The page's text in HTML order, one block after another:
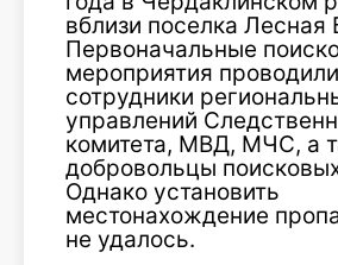
вблизи поселка Лесная
Первоначальные
мероприятия проводили
сотрудники
управлений
комитета, МВД, МЧС, а
добровольцы
Однако установить
местонахождение
не удалось.